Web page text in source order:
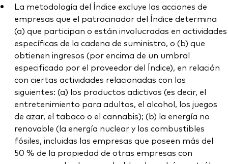
La metodología del Índice excluye las acciones de
empresas que el patrocinador del Índice determina
(a) que participan o están involucradas en actividades
específicas de la cadena de suministro, o (b) que
obtienen ingresos (por encima de un umbral
especificado por el proveedor del Índice), en relación
con ciertas actividades relacionadas con las
siguientes: (a) los productos adictivos (es decir, el
entretenimiento para adultos, el alcohol, los juegos
de azar, el tabaco o el cannabis); (b) la energía no
renovable (la energía nuclear y los combustibles
fósiles, incluidas las empresas que poseen más del
50 % de la propiedad de otras empresas con